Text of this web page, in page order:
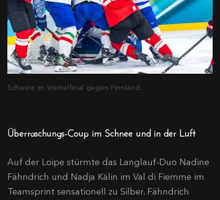
Schweiz im Viertelfinal gegen Finnland.
Überraschungs-Coup im Schnee und in der Luft
Auf der Loipe stürmte das Langlauf-Duo Nadine
Fähndrich und Nadja Kälin im Val di Fiemme im
Teamsprint sensationell zu Silber. Fähndrich